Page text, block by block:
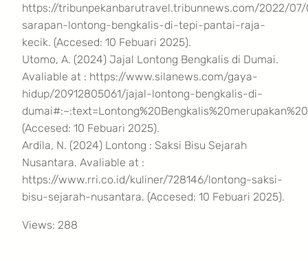
https://tribunpekanbarutravel.tribunnews.com/2022/
sarapan-lontong-bengkalis-di-tepi-pantai-raja-
kecik. (Accesed: 10 Febuari 2025).
Utomo, A. (2024) Jajal Lontong Bengkalis di Dumai.
Avaliable at : https://www.silanews.com/gaya-
hidup/20912805061/jajal-lontong-bengkalis-di-
(Accesed: 10 Febuari 2025).
Ardila, N. (2024) Lontong : Saksi Bisu Sejarah
Nusantara. Avaliable at :
https://www.rri.co.id/kuliner/728146/lontong-saksi-
bisu-sejarah-nusantara. (Accesed: 10 Febuari 2025).
Views: 288